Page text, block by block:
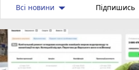
Всі новини Підпишись